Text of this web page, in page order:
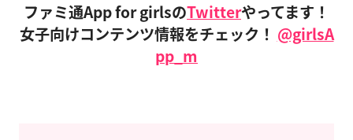
ファミ通App for girlsのTwitterやってます！
女子向けコンテンツ情報をチェック！ @girlsA
pp_m